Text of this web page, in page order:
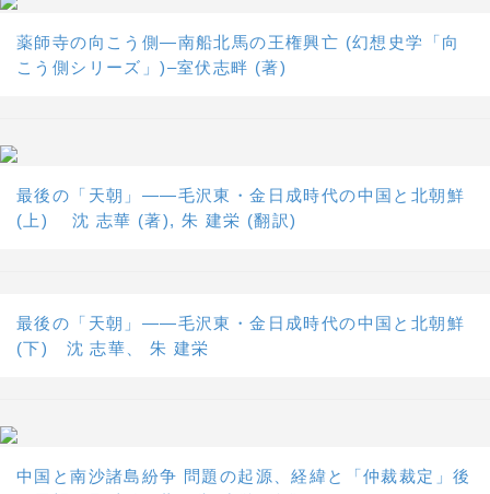
薬師寺の向こう側―南船北馬の王権興亡 (幻想史学「向
こう側シリーズ」)–室伏志畔 (著)
最後の「天朝」――毛沢東・金日成時代の中国と北朝鮮
(上) 沈 志華 (著), 朱 建栄 (翻訳)
最後の「天朝」――毛沢東・金日成時代の中国と北朝鮮
(下) 沈 志華、 朱 建栄
中国と南沙諸島紛争 問題の起源、経緯と「仲裁裁定」後